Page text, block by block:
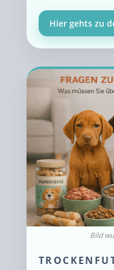
Hier gehts zu